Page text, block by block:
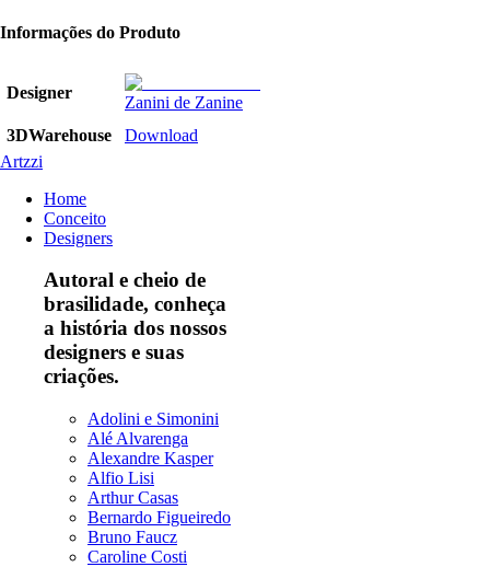
Informações do Produto
Designer
Zanini de Zanine
3DWarehouse
Download
Artzzi
Home
Conceito
Designers
Autoral e cheio de
brasilidade, conheça
a história dos nossos
designers e suas
criações.
Adolini e Simonini
Alé Alvarenga
Alexandre Kasper
Alfio Lisi
Arthur Casas
Bernardo Figueiredo
Bruno Faucz
Caroline Costi